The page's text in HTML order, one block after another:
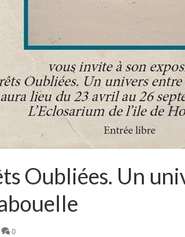
Oubliées. Un
0